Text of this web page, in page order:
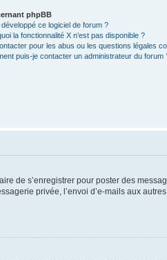
phpBB
développé ce logiciel de forum ?
la fonctionnalité X n’est pas disponible ?
pour les abus ou les questions légales
puis-je contacter un administrateur du forum
de s’enregistrer pour poster des
privée, l’envoi d’e-mails aux